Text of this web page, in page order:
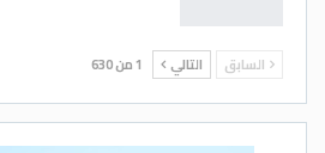
السابق التالي 1 من 630